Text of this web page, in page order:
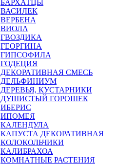
БАРХАТЦЫ
ВАСИЛЕК
ВЕРБЕНА
ВИОЛА
ГВОЗДИКА
ГЕОРГИНА
ГИПСОФИЛА
ГОДЕЦИЯ
ДЕКОРАТИВНАЯ СМЕСЬ
ДЕЛЬФИНИУМ
ДЕРЕВЬЯ, КУСТАРНИКИ
ДУШИСТЫЙ ГОРОШЕК
ИБЕРИС
ИПОМЕЯ
КАЛЕНДУЛА
КАПУСТА ДЕКОРАТИВНАЯ
КОЛОКОЛЬЧИКИ
КАЛИБРАХОА
КОМНАТНЫЕ РАСТЕНИЯ